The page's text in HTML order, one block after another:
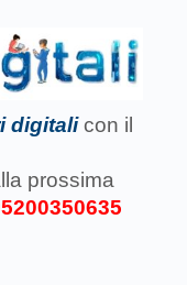
digitali con il
prossima